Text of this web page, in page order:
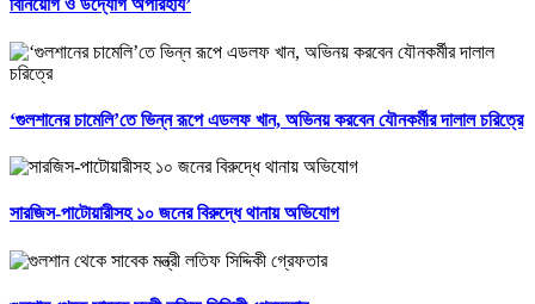
বিনিয়োগ ও উদ্যোগ অপরিহার্য’
‘গুলশানের চামেলি’তে ভিন্ন রূপে এডলফ খান, অভিনয় করবেন যৌনকর্মীর দালাল চরিত্রে
সারজিস-পাটোয়ারীসহ ১০ জনের বিরুদ্ধে থানায় অভিযোগ